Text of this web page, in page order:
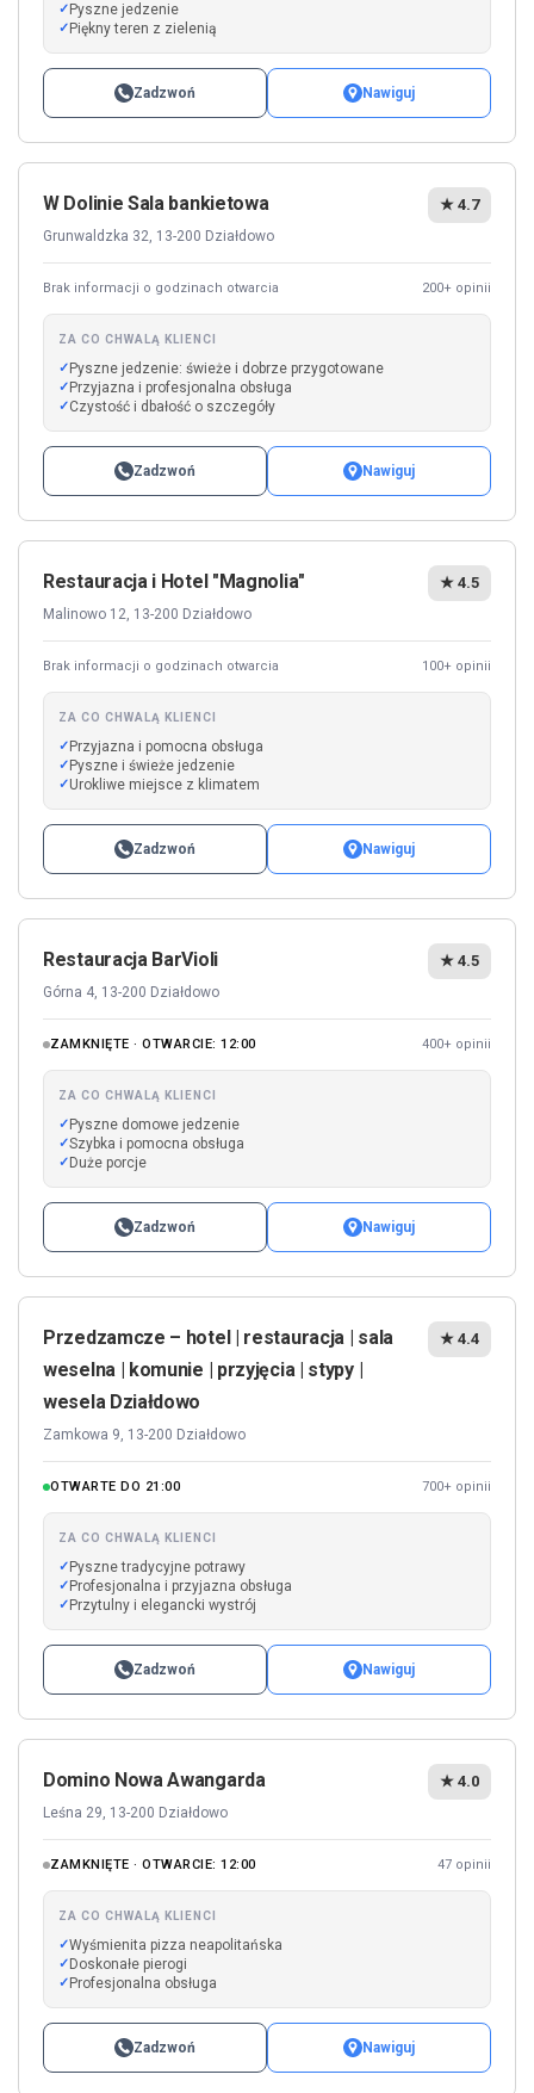
Pyszne jedzenie
Piękny teren z zielenią
Zadzwoń Nawiguj
W Dolinie Sala bankietowa
Grunwaldzka 32, 13-200 Działdowo
★ 4.7
Brak informacji o godzinach otwarcia 200+ opinii
ZA CO CHWALĄ KLIENCI
Pyszne jedzenie: świeże i dobrze przygotowane
Przyjazna i profesjonalna obsługa
Czystość i dbałość o szczegóły
Zadzwoń Nawiguj
Restauracja i Hotel "Magnolia"
Malinowo 12, 13-200 Działdowo
★ 4.5
Brak informacji o godzinach otwarcia 100+ opinii
ZA CO CHWALĄ KLIENCI
Przyjazna i pomocna obsługa
Pyszne i świeże jedzenie
Urokliwe miejsce z klimatem
Zadzwoń Nawiguj
Restauracja BarVioli
Górna 4, 13-200 Działdowo
★ 4.5
ZAMKNIĘTE · OTWARCIE: 12:00 400+ opinii
ZA CO CHWALĄ KLIENCI
Pyszne domowe jedzenie
Szybka i pomocna obsługa
Duże porcje
Zadzwoń Nawiguj
Przedzamcze – hotel | restauracja | sala
weselna | komunie | przyjęcia | stypy |
wesela Działdowo
Zamkowa 9, 13-200 Działdowo
★ 4.4
OTWARTE DO 21:00 700+ opinii
ZA CO CHWALĄ KLIENCI
Pyszne tradycyjne potrawy
Profesjonalna i przyjazna obsługa
Przytulny i elegancki wystrój
Zadzwoń Nawiguj
Domino Nowa Awangarda
Leśna 29, 13-200 Działdowo
★ 4.0
ZAMKNIĘTE · OTWARCIE: 12:00 47 opinii
ZA CO CHWALĄ KLIENCI
Wyśmienita pizza neapolitańska
Doskonałe pierogi
Profesjonalna obsługa
Zadzwoń Nawiguj